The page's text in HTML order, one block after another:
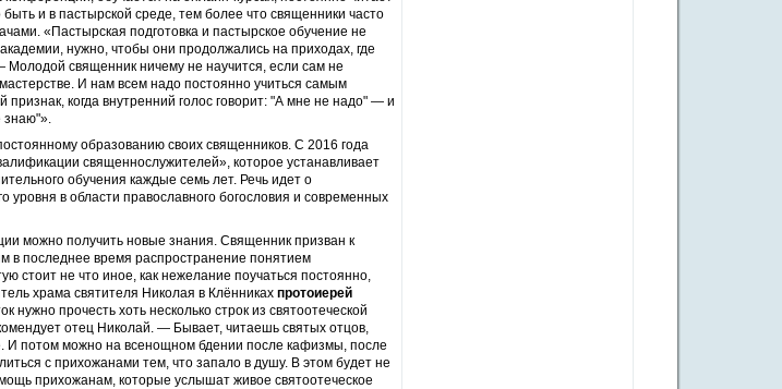
и в пастырской среде, тем более что священники часто
«Пастырская подготовка и пастырское обучение не
нужно, чтобы они продолжались на приходах, где
священник ничему не научится, если сам не
И нам всем надо постоянно учиться самым
когда внутренний голос говорит: "А мне не надо" — и
знаю"».
образованию своих священников. С 2016 года
священнослужителей», которое устанавливает
обучения каждые семь лет. Речь идет о
в области православного богословия и современных
можно получить новые знания. Священник призван к
в последнее время распространение понятием
стоит не что иное, как нежелание поучаться постоянно,
храма святителя Николая в Клённиках протоиерей
нужно прочесть хоть несколько строк из святоотеческой
отец Николай. — Бывает, читаешь святых отцов,
И потом можно на всенощном бдении после кафизмы, после
с прихожанами тем, что запало в душу. В этом будет не
прихожанам, которые услышат живое святоотеческое